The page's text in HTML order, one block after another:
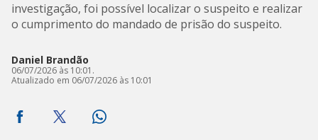
investigação, foi possível localizar o suspeito e realizar
o cumprimento do mandado de prisão do suspeito.
Daniel Brandão
06/07/2026 às 10:01.
Atualizado em 06/07/2026 às 10:01